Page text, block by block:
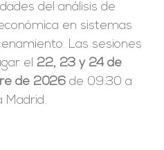
del análisis de
en sistemas
Las sesiones
el 22, 23 y 24 de
de 2026 de 09:30 a
Madrid.